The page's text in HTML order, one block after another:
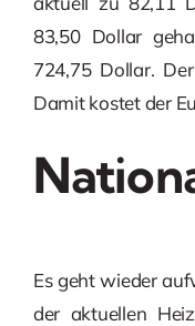
83,50 Dollar
724,75 Dollar.
Damit kostet der
Es geht wieder
der aktuellen